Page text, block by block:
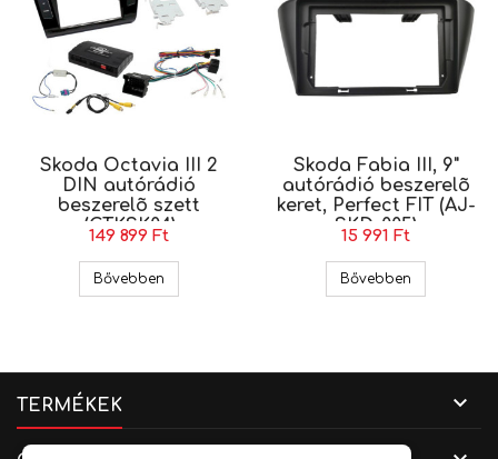
Skoda Octavia III 2
DIN autórádió
beszerelõ szett
(CTKSK04)
149 899 Ft
Bővebben Skoda Octavia III 2 DIN autórádió beszerelõ
Skoda Fabia III, 9"
autórádió beszerelõ
keret, Perfect FIT (AJ-
SKD-005)
15 991 Ft
Bővebben
TERMÉKEK 